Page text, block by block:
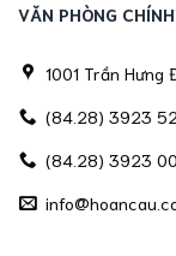
VĂN PHÒNG
1001 Trần Hưng
(84.28) 3923
(84.28) 3923